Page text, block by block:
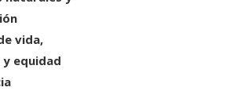
vida,
equidad